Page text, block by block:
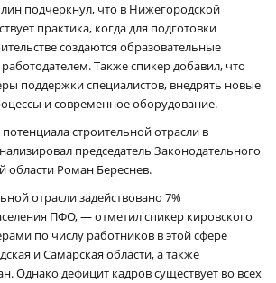
подчеркнул, что в Нижегородской
практика, когда для подготовки
создаются образовательные
Также спикер добавил, что
поддержки специалистов, внедрять новые
и современное оборудование.
строительной отрасли в
председатель Законодательного
области Роман Береснев.
отрасли задействовано 7%
ПФО, — отметил спикер кировского
по числу работников в этой сфере
и Самарская области, а также
Однако дефицит кадров существует во всех